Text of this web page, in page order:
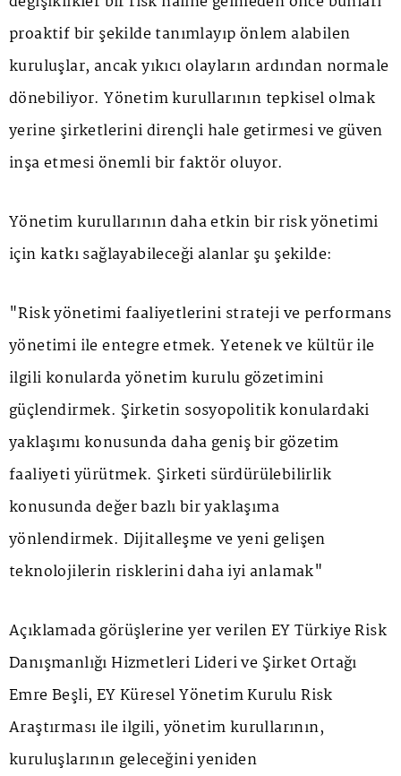
proaktif bir şekilde tanımlayıp önlem alabilen
kuruluşlar, ancak yıkıcı olayların ardından normale
dönebiliyor. Yönetim kurullarının tepkisel olmak
yerine şirketlerini dirençli hale getirmesi ve güven
inşa etmesi önemli bir faktör oluyor.
Yönetim kurullarının daha etkin bir risk yönetimi
için katkı sağlayabileceği alanlar şu şekilde:
"Risk yönetimi faaliyetlerini strateji ve performans
yönetimi ile entegre etmek. Yetenek ve kültür ile
ilgili konularda yönetim kurulu gözetimini
güçlendirmek. Şirketin sosyopolitik konulardaki
yaklaşımı konusunda daha geniş bir gözetim
faaliyeti yürütmek. Şirketi sürdürülebilirlik
konusunda değer bazlı bir yaklaşıma
yönlendirmek. Dijitalleşme ve yeni gelişen
teknolojilerin risklerini daha iyi anlamak"
Açıklamada görüşlerine yer verilen EY Türkiye Risk
Danışmanlığı Hizmetleri Lideri ve Şirket Ortağı
Emre Beşli, EY Küresel Yönetim Kurulu Risk
Araştırması ile ilgili, yönetim kurullarının,
kuruluşlarının geleceğini yeniden